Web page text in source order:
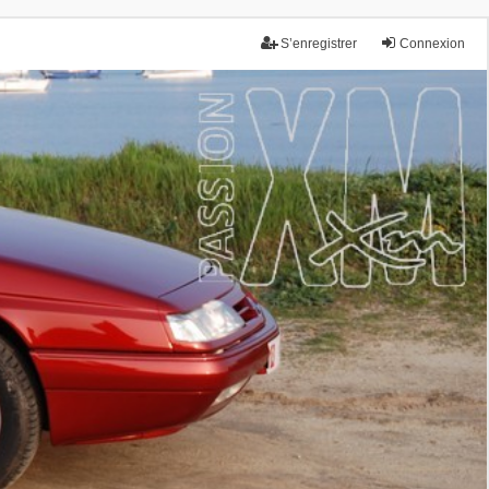
Connexion
S’enregistrer